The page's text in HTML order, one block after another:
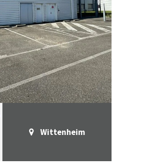
Wittenheim